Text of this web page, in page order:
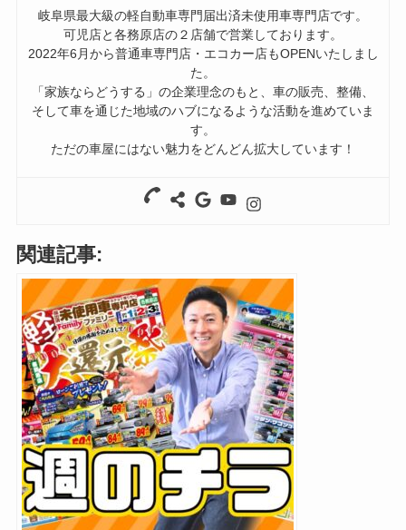
岐阜県最大級の軽自動車専門届出済未使用車専門店です。
可児店と各務原店の２店舗で営業しております。
2022年6月から普通車専門店・エコカー店もOPENいたしまし
た。
「家族ならどうする」の企業理念のもと、車の販売、整備、
そして車を通じた地域のハブになるような活動を進めていま
す。
ただの車屋にはない魅力をどんどん拡大しています！
関連記事: